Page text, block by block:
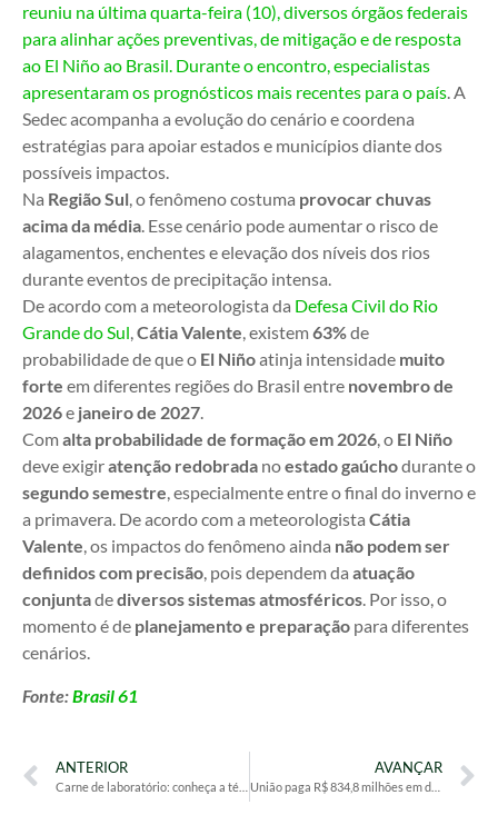
reuniu na última quarta-feira (10), diversos órgãos federais
para alinhar ações preventivas, de mitigação e de resposta
ao El Niño ao Brasil. Durante o encontro, especialistas
apresentaram os prognósticos mais recentes para o país. A
Sedec acompanha a evolução do cenário e coordena
estratégias para apoiar estados e municípios diante dos
possíveis impactos.
Na Região Sul, o fenômeno costuma provocar chuvas
acima da média. Esse cenário pode aumentar o risco de
alagamentos, enchentes e elevação dos níveis dos rios
durante eventos de precipitação intensa.
De acordo com a meteorologista da Defesa Civil do Rio
Grande do Sul,Cátia Valente, existem63%de
probabilidade de que o El Niñoatinja intensidade muito
forte em diferentes regiões do Brasil entre novembro de
2026e janeiro de 2027.
Comalta probabilidade de formação em 2026, o El Niño
deve exigiratenção redobrada noestado gaúchodurante o
segundo semestre, especialmente entre o final do inverno e
a primavera. De acordo com a meteorologista Cátia
Valente, os impactos do fenômeno ainda não podem ser
definidos com precisão, pois dependem da atuação
conjuntadediversos sistemas atmosféricos. Por isso, o
momento é de planejamento e preparação para diferentes
cenários.
Fonte:Brasil 61
ANTERIOR AVANÇAR